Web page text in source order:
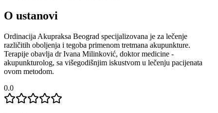
O ustanovi
Ordinacija Akupraksa Beograd specijalizovana je za lečenje
različitih oboljenja i tegoba primenom tretmana akupunkture.
Terapije obavlja dr Ivana Milinković, doktor medicine -
akupunkturolog, sa višegodišnjim iskustvom u lečenju pacijenata
ovom metodom.
0.0